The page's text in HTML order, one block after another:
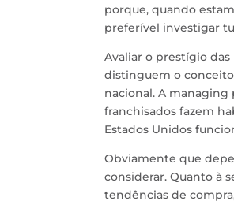
porque, quando
preferível investigar
Avaliar o prestígio
distinguem o
nacional. A managing
franchisados fazem
Estados Unidos
Obviamente que
considerar. Quanto à
tendências de